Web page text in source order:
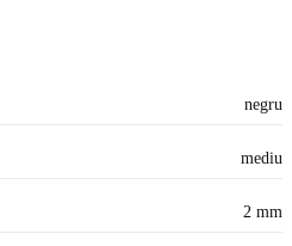
negru
mediu
2 mm